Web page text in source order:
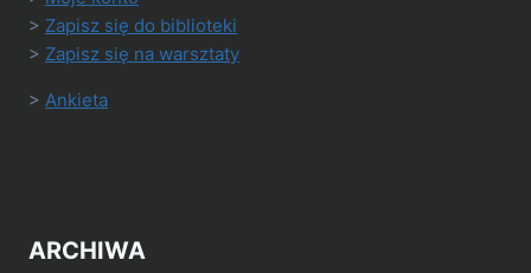
> Zapisz się do biblioteki
> Zapisz się na warsztaty
> Ankieta
ARCHIWA